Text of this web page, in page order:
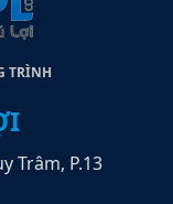
TRÌNH
Trâm, P.13